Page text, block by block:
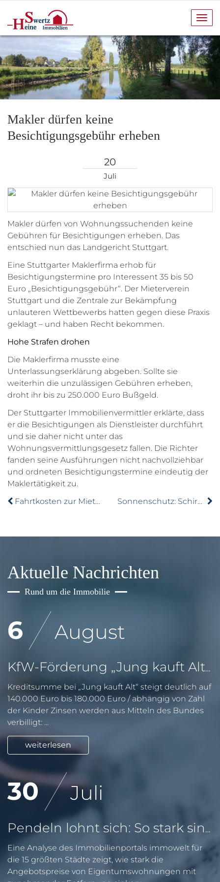
Makler dürfen keine
Besichtigungsgebühr erheben
20
Juli
Makler dürfen von Wohnungssuchenden keine
Gebühren für Besichtigungen erheben. Das
entschied nun das Landgericht Stuttgart.
Eine Stuttgarter Maklerfirma erhob für
Besichtigungstermine pro Interessent 35 bis 50
Euro „Besichtigungsgebühr“. Der Mieterverein
Stuttgart und die Zentrale zur Bekämpfung
unlauteren Wettbewerbs hatten gegen diese Praxis
geklagt – und haben Recht bekommen.
Hohe Strafen drohen
Die Maklerfirma musste eine
Unterlassungserklärung abgeben. Sollte sie
weiterhin die unzulässigen Gebühren erheben,
droht ihr bis zu 250.000 Euro Bußgeld.
Der Stuttgarter Immobilienvermittler erklärte, dass
er die Besichtigungen als Dienstleister durchführt
und sie daher nicht unter das
Wohnungsvermittlungsgesetz fallen. Die Richter
fanden seine Ausführungen nicht nachvollziehbar
und ordneten Besichtigungstermine eindeutig der
Maklertätigkeit zu.
Fahrtkosten zur Mietwohnung steuerlich absetzen
Sonnenschutz: Schirm, Markise oder Sonnensegel?
Aktuelle Nachrichten
Rund um die Immobilie
6 August
KfW-Förderung „Jung kauft Alt“: Höhere Kredite ab August 2026
Kreditsumme bei „Jung kauft Alt“ steigt deutlich auf
140.000 Euro bis 180.000 Euro / abhängig von Zahl
der Kinder Zinsen werden aus Mitteln des Bundes
verbilligt: ...
weiterlesen
30 Juli
Pendeln lohnt sich: So stark sinken Wohnungspreise im Umland
Eine Analyse des Immobilienportals immowelt für
die 15 größten Städte zeigt, wie stark die
Angebotspreise von Eigentumswohnungen mit